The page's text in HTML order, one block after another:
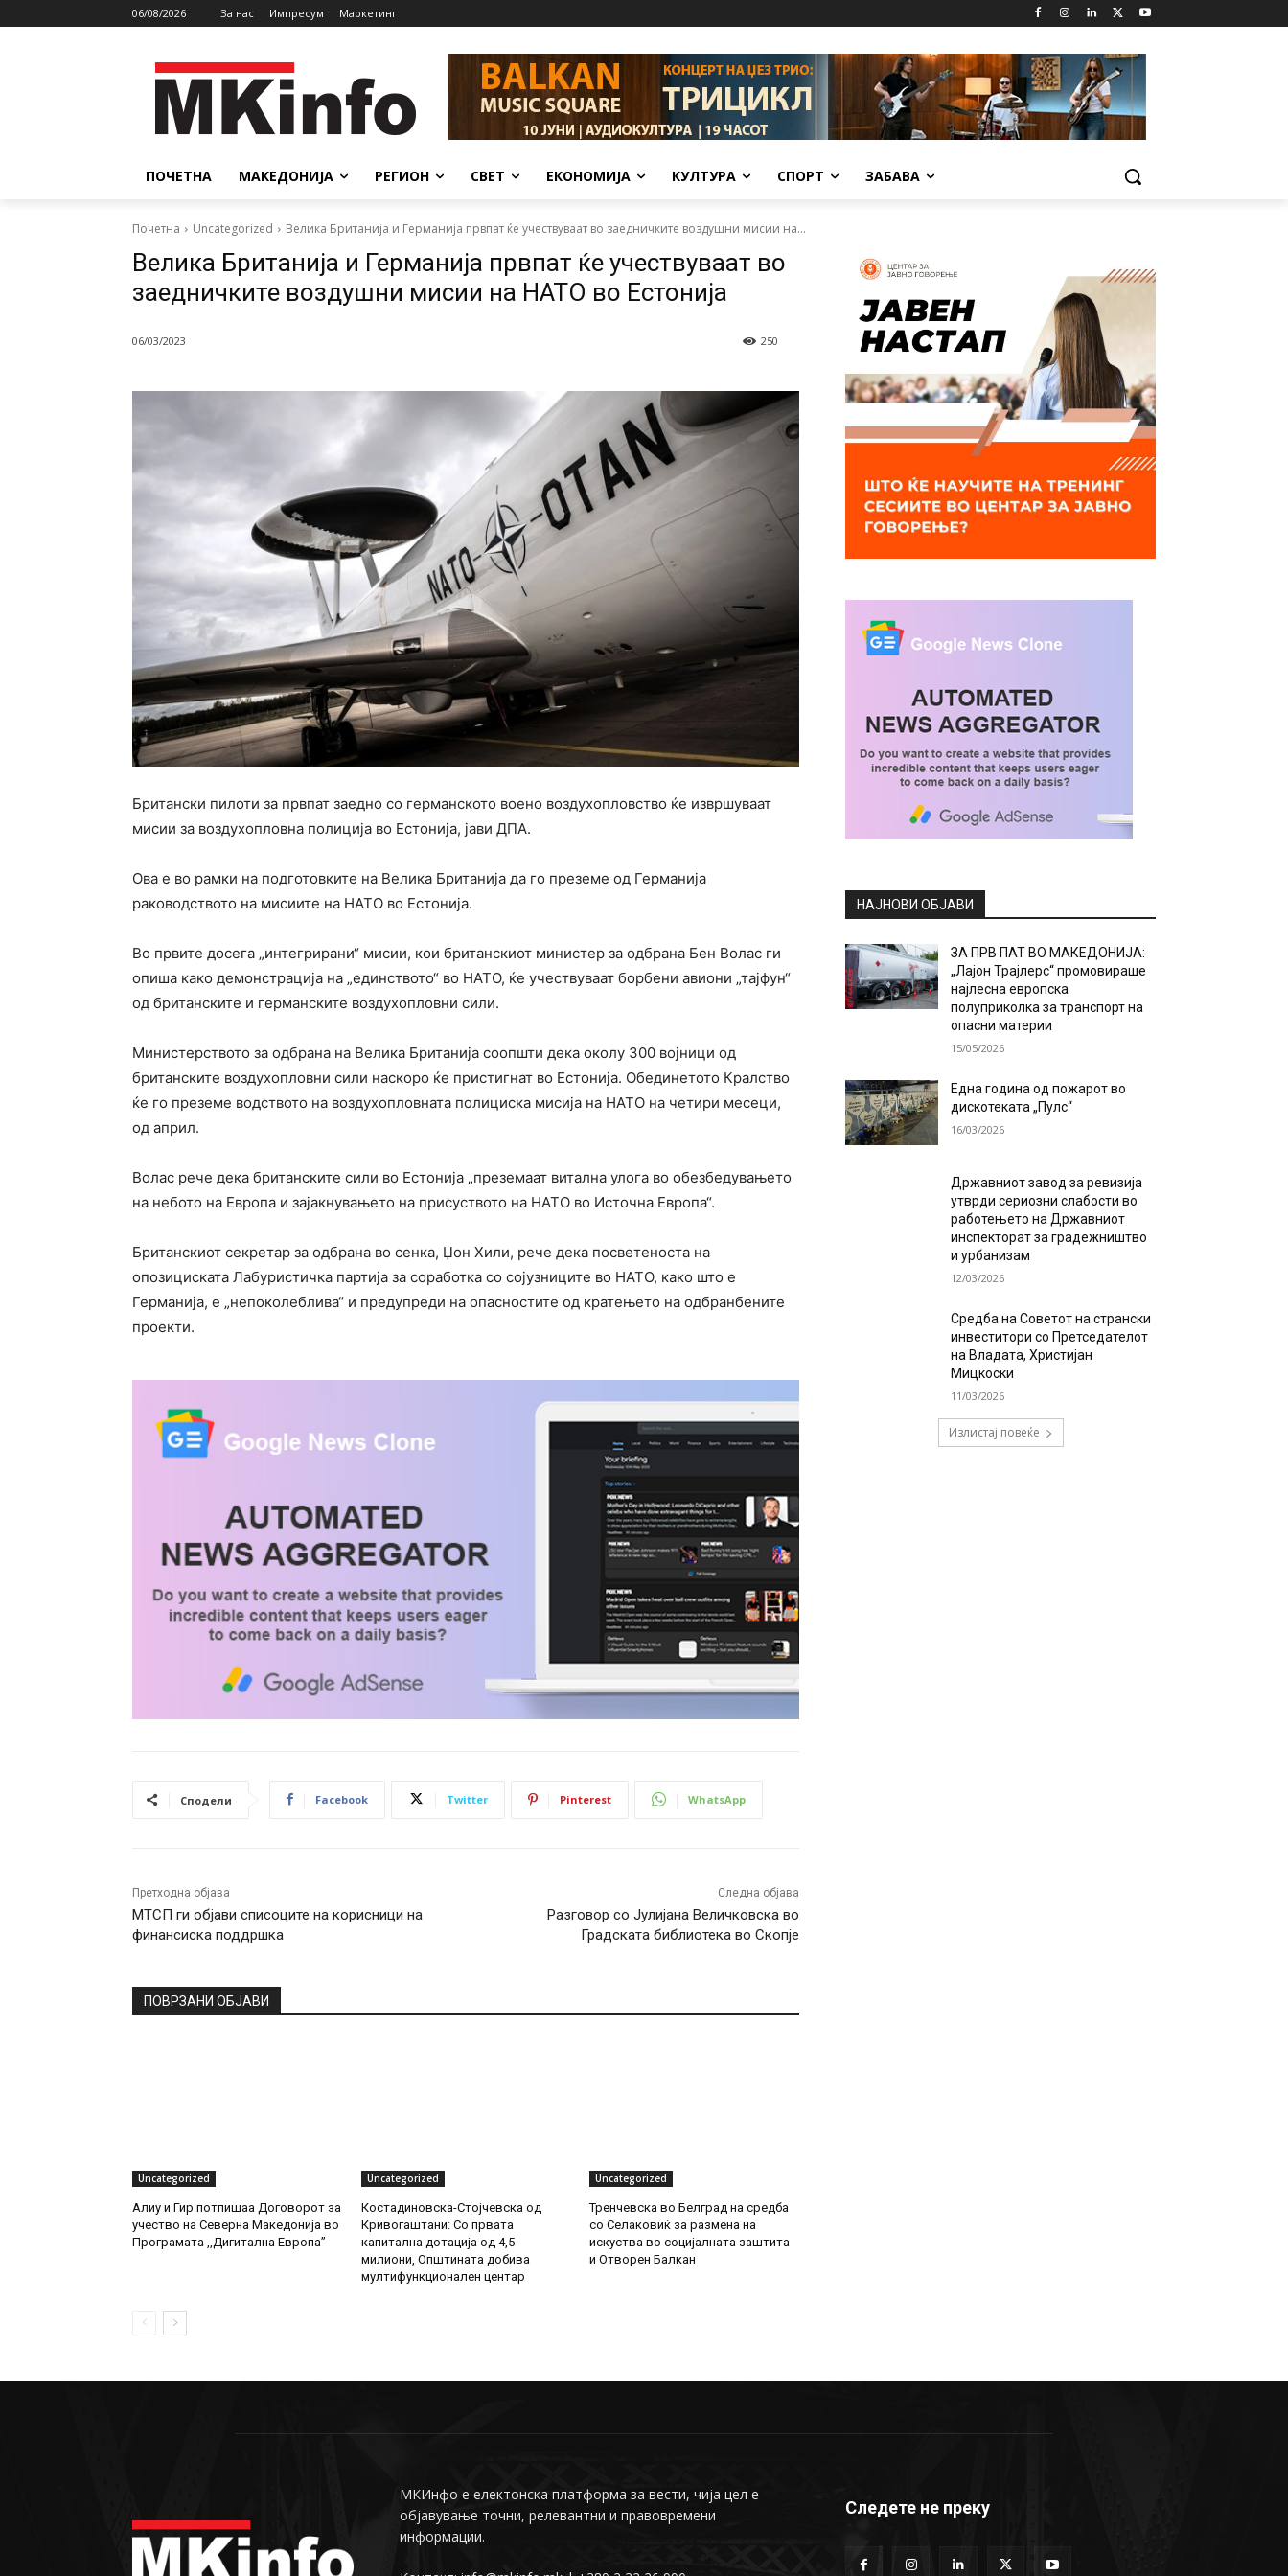
06/08/2026 За нас Импресум Маркетинг
ПОЧЕТНА МАКЕДОНИЈА РЕГИОН СВЕТ ЕКОНОМИЈА КУЛТУРА СПОРТ ЗАБАВА
Почетна Uncategorized Велика Британија и Германија првпат ќе учествуваат во заедничките воздушни мисии на...
Велика Британија и Германија првпат ќе учествуваат во
заедничките воздушни мисии на НАТО во Естонија
06/03/2023 250
Британски пилоти за првпат заедно со германското воено воздухопловство ќе извршуваат
мисии за воздухопловна полиција во Естонија, јави ДПА.
Ова е во рамки на подготовките на Велика Британија да го преземе од Германија
раководството на мисиите на НАТО во Естонија.
Во првите досега „интегрирани“ мисии, кои британскиот министер за одбрана Бен Волас ги
опиша како демонстрација на „единството“ во НАТО, ќе учествуваат борбени авиони „тајфун“
од британските и германските воздухопловни сили.
Министерството за одбрана на Велика Британија соопшти дека околу 300 војници од
британските воздухопловни сили наскоро ќе пристигнат во Естонија. Обединетото Кралство
ќе го преземе водството на воздухопловната полициска мисија на НАТО на четири месеци,
од април.
Волас рече дека британските сили во Естонија „преземаат витална улога во обезбедувањето
на небото на Европа и зајакнувањето на присуството на НАТО во Источна Европа“.
Британскиот секретар за одбрана во сенка, Џон Хили, рече дека посветеноста на
опозициската Лабуристичка партија за соработка со сојузниците во НАТО, како што е
Германија, е „непоколеблива“ и предупреди на опасностите од кратењето на одбранбените
проекти.
Сподели Facebook Twitter Pinterest WhatsApp
Претходна објава
МТСП ги објави списоците на корисници на
финансиска поддршка
Следна објава
Разговор со Јулијана Величковска во
Градската библиотека во Скопје
ПОВРЗАНИ ОБЈАВИ
Uncategorized
Алиу и Гир потпишаа Договорот за
учество на Северна Македонија во
Програмата ,,Дигитална Европа”
Uncategorized
Костадиновска-Стојчевска од
Кривогаштани: Со првата
капитална дотација од 4,5
милиони, Општината добива
мултифункционален центар
Uncategorized
Тренчевска во Белград на средба
со Селаковиќ за размена на
искуства во социјалната заштита
и Отворен Балкан
НАЈНОВИ ОБЈАВИ
ЗА ПРВ ПАТ ВО МАКЕДОНИЈА:
„Лајон Трајлерс“ промовираше
најлесна европска
полуприколка за транспорт на
опасни материи
15/05/2026
Една година од пожарот во
дискотеката „Пулс“
16/03/2026
Државниот завод за ревизија
утврди сериозни слабости во
работењето на Државниот
инспекторат за градежништво
и урбанизам
12/03/2026
Средба на Советот на странски
инвеститори со Претседателот
на Владата, Христијан
Мицкоски
11/03/2026
Излистај повеќе
МКИнфо е електонска платформа за вести, чија цел е
објавување точни, релевантни и правовремени
информации.
Следете не преку